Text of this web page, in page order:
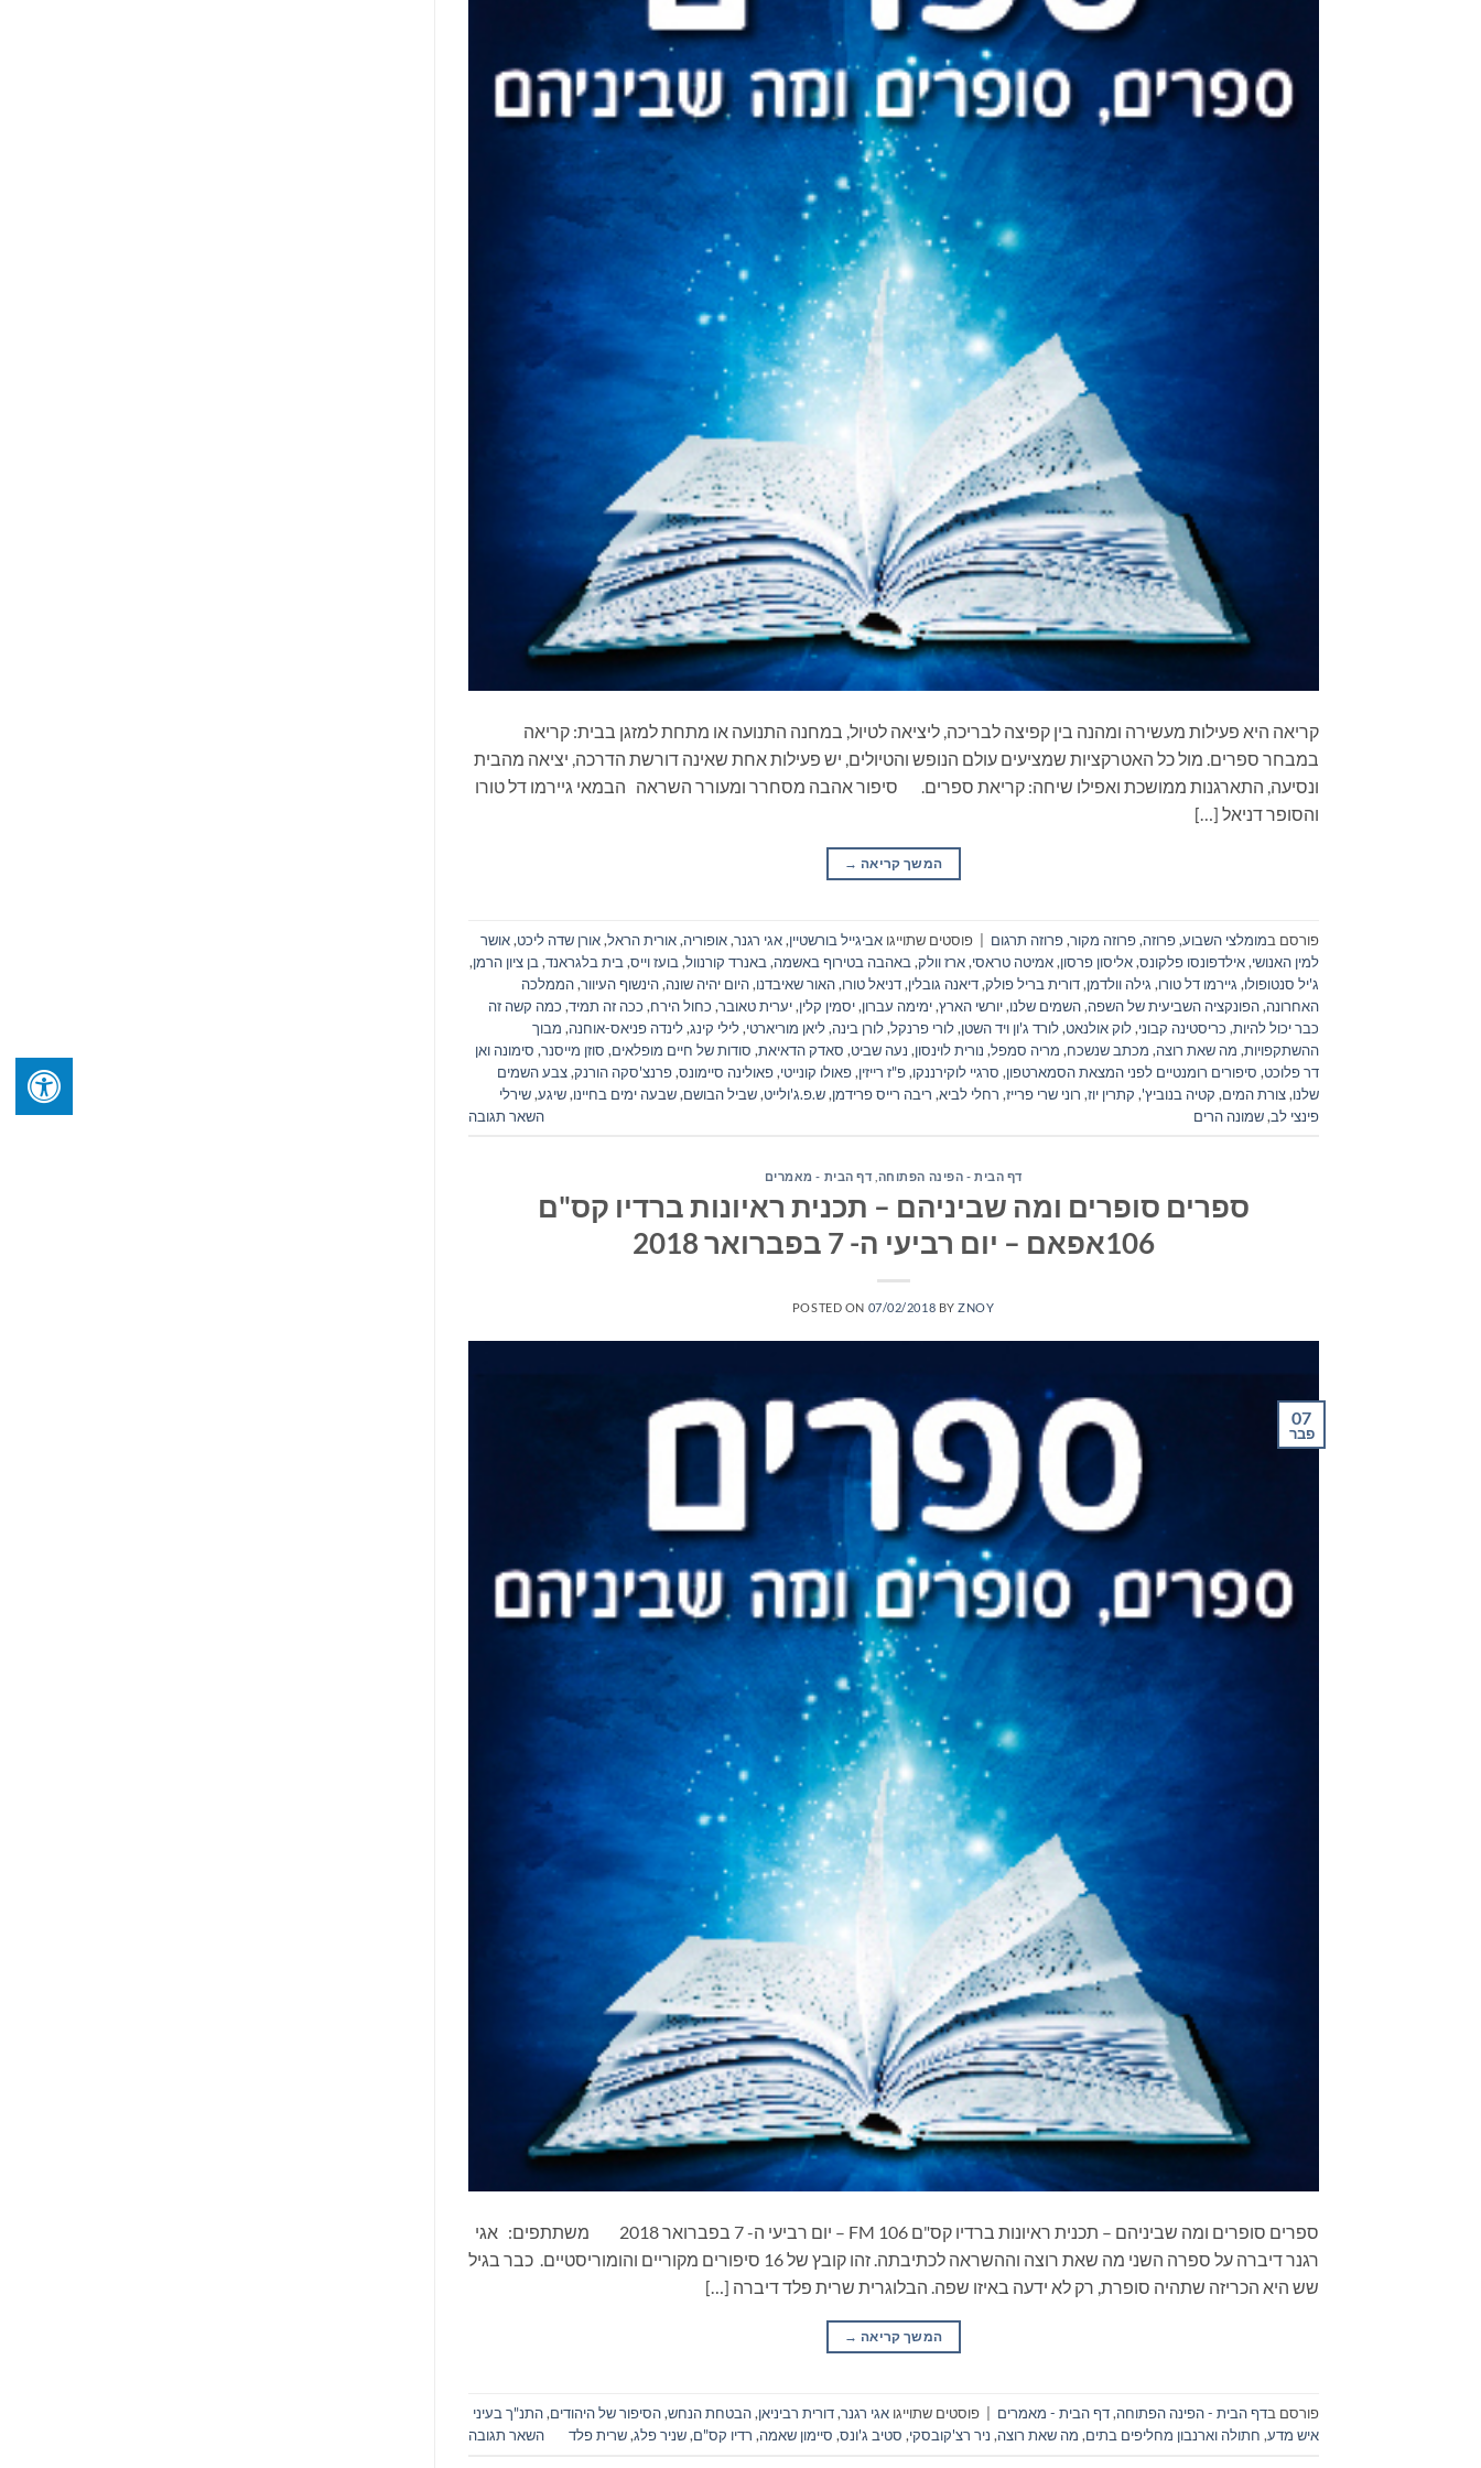
קריאה היא פעילות מעשירה ומהנה בין קפיצה לבריכה, ליציאה לטיול, במחנה התנועה או מתחת למזגן בבית: קריאה
במבחר ספרים. מול כל האטרקציות שמציעים עולם הנופש והטיולים, יש פעילות אחת שאינה דורשת הדרכה, יציאה מהבית
ונסיעה, התארגנות ממושכת ואפילו שיחה: קריאת ספרים. סיפור אהבה מסחרר ומעורר השראה הבמאי גיירמו דל טורו
והסופר דניאל […]
המשך קריאה →
פורסם במומלצי השבוע,פרוזה,פרוזה מקור,פרוזה תרגום פוסטים שתוייגו אביגייל בורשטיין,אגי רגנר,אופוריה,אורית הראל,אורן שדה ליכט,אושר
למין האנושי,אילדפונסו פלקונס,אליסון פרסון,אמיטה טראסי,ארז וולק, באהבה בטירוף באשמה, באנרד קורנוול, בועז וייס, בית בלגראנד, בן ציון הרמן,
ג'יל סנטופולו, גיירמו דל טורו, גילה וולדמן,דורית בריל פולק,דיאנה גובלין,דניאל טורו,האור שאיבדנו,היום יהיה שונה,הינשוף העיוור,הממלכה
האחרונה,הפונקציה השביעית של השפה,השמים שלנו,יורשי הארץ,ימימה עברון,יסמין קלין,יערית טאובר, כחול הירח, ככה זה תמיד, כמה קשה זה
כבר יכול להיות, כריסטינה קבוני,לוק אולנאט,לורד ג'ון ויד השטן,לורי פרנקל,לורן בינה,ליאן מוריארטי,לילי קינג,לינדה פניאס-אוחנה, מבוך
ההשתקפויות, מה שאת רוצה, מכתב שנשכח, מריה סמפל, נורית לוינסון, נעה שביט, סאדק הדאיאת, סודות של חיים מופלאים, סוזן מייסנר, סימונה ואן
דר פלוכט, סיפורים רומנטיים לפני המצאת הסמארטפון, סרגיי לוקירננקו,פ"ז רייזין,פאולו קונייטי,פאולינה סיימונס,פרנצ'סקה הורנק,צבע השמים
שלנו,צורת המים, קטיה בנוביץ', קתרין יוז, רוני שרי פרייז, רחלי לביא, ריבה רייס פרידמן,ש.פ.ג'ולייט,שביל הבושם,שבעה ימים בחיינו,שיגע,שירלי
פינצי לב,שמונה הרים השאר תגובה
דף הבית - הפינה הפתוחה דף הבית - מאמרים
ספרים סופרים ומה שביניהם – תכנית ראיונות ברדיו קס"ם
106אפאם – יום רביעי ה- 7 בפברואר 2018
POSTED ON 07/02/2018 BYZNOY
07
פבר
ספרים סופרים ומה שביניהם – תכנית ראיונות ברדיו קס"ם 106 FM – יום רביעי ה- 7 בפברואר 2018 משתתפים: אגי
רגנר דיברה על ספרה השני מה שאת רוצה וההשראה לכתיבתה. זהו קובץ של 16 סיפורים מקוריים והומוריסטיים. כבר בגיל
שש היא הכריזה שתהיה סופרת, רק לא ידעה באיזו שפה. הבלוגרית שרית פלד דיברה […]
המשך קריאה →
פורסם בדף הבית - הפינה הפתוחה,דף הבית - מאמרים פוסטים שתוייגו אגי רגנר,דורית רביניאן,הבטחת הנחש,הסיפור של היהודים,התנ"ך בעיני
איש מדע, חתולה וארנבון מחליפים בתים, מה שאת רוצה, ניר רצ'קובסקי, סטיב ג'ונס, סיימון שאמה, רדיו קס"ם,שניר פלג,שרית פלד השאר תגובה